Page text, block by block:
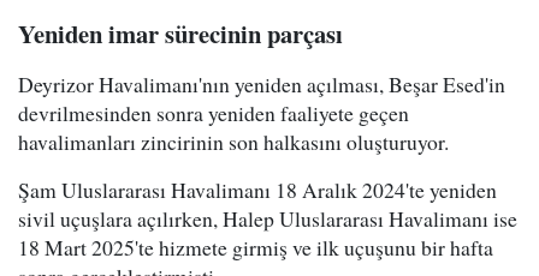
Yeniden imar sürecinin parçası
Deyrizor Havalimanı'nın yeniden açılması, Beşar Esed'in
devrilmesinden sonra yeniden faaliyete geçen
havalimanları zincirinin son halkasını oluşturuyor.
Şam Uluslararası Havalimanı 18 Aralık 2024'te yeniden
sivil uçuşlara açılırken, Halep Uluslararası Havalimanı ise
18 Mart 2025'te hizmete girmiş ve ilk uçuşunu bir hafta